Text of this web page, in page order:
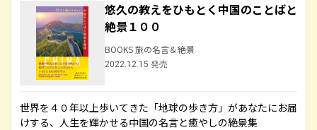
悠久の教えをひもとく中国のことばと
絶景１００
BOOKS 旅の名言＆絶景
2022.12.15 発売
世界を４０年以上歩いてきた「地球の歩き方」があなたにお届
けする、人生を輝かせる中国の名言と癒やしの絶景集